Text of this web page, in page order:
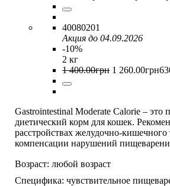
40080201
Акция до 04.09.2026
-10%
2 кг
1 400.00грн 1 260.00грн
Gastrointestinal Moderate Calorie –
диетический корм для кошек.
расстройствах желудочно-кишечного
компенсации нарушений
Возраст: любой возраст
Специфика: чувствительное